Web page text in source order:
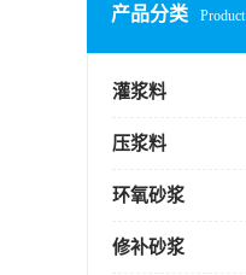
产品分类 Product
灌浆料
压浆料
环氧砂浆
修补砂浆